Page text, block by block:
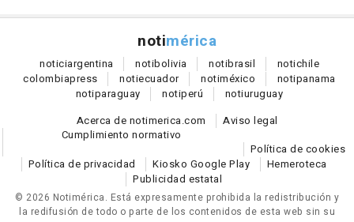
notimérica
noticiargentina notibolivia notibrasil notichile
colombiapress notiecuador notiméxico notipanama
notiparaguay notiperú notiuruguay
Acerca de notimerica.com
Aviso legal
Cumplimiento normativo
Política de cookies
Política de privacidad
Kiosko Google Play
Hemeroteca
Publicidad estatal
© 2026 Notimérica. Está expresamente prohibida la redistribución y
la redifusión de todo o parte de los contenidos de esta web sin su